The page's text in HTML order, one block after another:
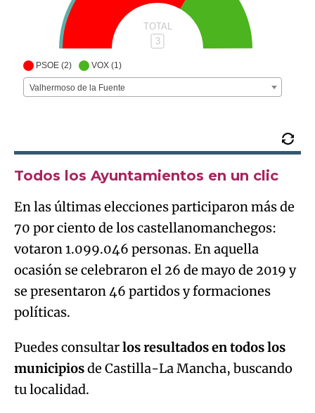
TOTAL
3
PSOE (2) VOX (1)
Valhermoso de la Fuente
Todos los Ayuntamientos en un clic
En las últimas elecciones participaron más de
70 por ciento de los castellanomanchegos:
votaron 1.099.046 personas. En aquella
ocasión se celebraron el 26 de mayo de 2019 y
se presentaron 46 partidos y formaciones
políticas.
Puedes consultarlos resultados en todos los
municipiosde Castilla-La Mancha, buscando
tu localidad.